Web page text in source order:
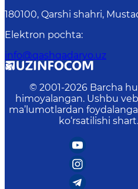
180100, Qаrshi shаhri,
Elektron pochta:
info@qashqadaryo.uz
© 2001-2026 Barcha
himoyalangan. Ushbu
ma’lumotlardan
ko‘rsatilishi shart.